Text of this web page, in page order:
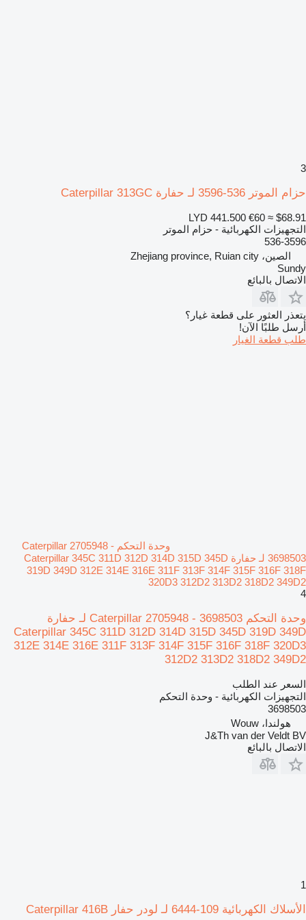
3
حزام الموتر 536-3596 لـ حفارة Caterpillar 313GC
LYD 441.500 €60 ≈ $68.91
التجهيزات الكهربائية - حزام الموتر
536-3596
الصين، Zhejiang province, Ruian city
Sundy
الاتصال بالبائع
يتعذر العثور على قطعة غيار؟
أرسل طلبًا الآن!
طلب قطعة الغيار
وحدة التحكم Caterpillar 2705948 -
3698503 لـ حفارة Caterpillar 345C 311D 312D 314D 315D 345D
319D 349D 312E 314E 316E 311F 313F 314F 315F 316F 318F
320D3 312D2 313D2 318D2 349D2
4
وحدة التحكم Caterpillar 2705948 - 3698503 لـ حفارة
Caterpillar 345C 311D 312D 314D 315D 345D 319D 349D
312E 314E 316E 311F 313F 314F 315F 316F 318F 320D3
312D2 313D2 318D2 349D2
السعر عند الطلب
التجهيزات الكهربائية - وحدة التحكم
3698503
هولندا، Wouw
J&Th van der Veldt BV
الاتصال بالبائع
1
الأسلاك الكهربائية 109-6444 لـ لودر حفار Caterpillar 416B